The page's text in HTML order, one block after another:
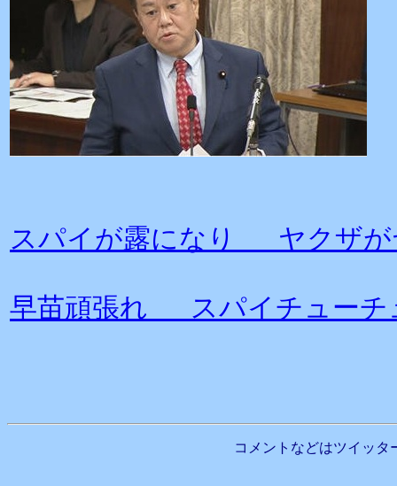
スパイが露になり ヤクザが
早苗頑張れ スパイチューチ
コメントなどはツイッタ